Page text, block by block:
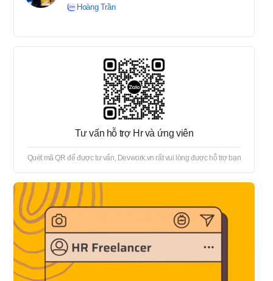
Hoàng Trần
Tư vấn hỗ trợ Hr và ứng viên
Quét mã QR để được tư vấn, Devwork.vn rất vui lòng được hỗ trợ bạn